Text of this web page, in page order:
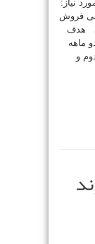
سازه: ۲ بودجه مورد نیاز:
فروش
هدف
اول دو ماهه
دوم و